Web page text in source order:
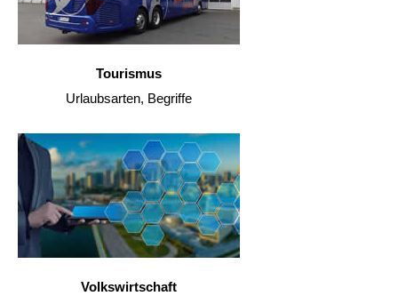
Tourismus
Urlaubsarten, Begriffe
Volkswirtschaft